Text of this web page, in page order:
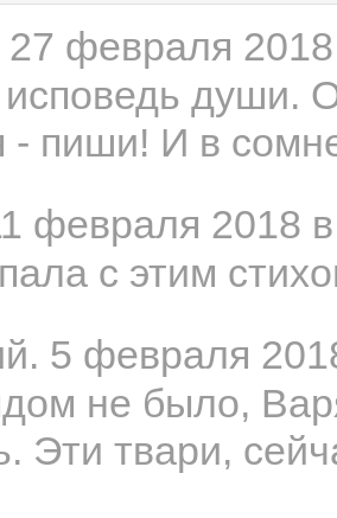
27 февраля
души.
- пиши! И в
февраля 2018
с этим
5 февраля
не было,
Эти твари,